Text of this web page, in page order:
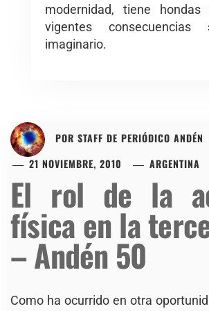
modernidad, tiene hondas
vigentes consecuencias
imaginario.
POR STAFF DE PERIÓDICO ANDÉN
21 NOVIEMBRE, 2010
ARGENTINA
El rol de la
física en la
– Andén 50
Como ha ocurrido en otra